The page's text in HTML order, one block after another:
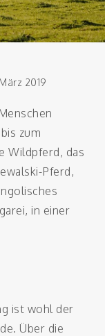
2019
zum
Wildpferd, das
Pferd,
in einer
ist wohl der
Über die